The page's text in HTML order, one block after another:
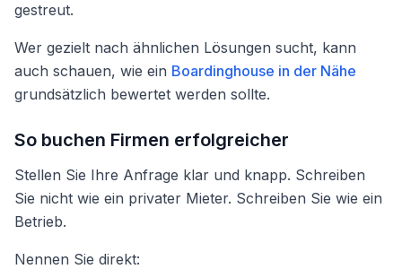
gestreut.
Wer gezielt nach ähnlichen Lösungen sucht, kann
auch schauen, wie ein Boardinghouse in der Nähe
grundsätzlich bewertet werden sollte.
So buchen Firmen erfolgreicher
Stellen Sie Ihre Anfrage klar und knapp. Schreiben
Sie nicht wie ein privater Mieter. Schreiben Sie wie ein
Betrieb.
Nennen Sie direkt: